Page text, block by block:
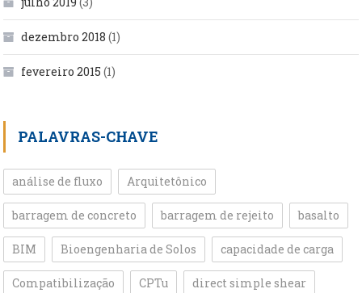
dezembro 2018 (1)
fevereiro 2015 (1)
PALAVRAS-CHAVE
análise de fluxo Arquitetônico
barragem de concreto barragem de rejeito basalto
BIM Bioengenharia de Solos capacidade de carga
Compatibilização CPTu direct simple shear